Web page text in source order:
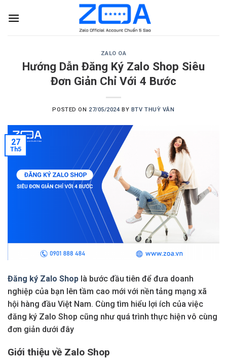
ZALO OA
Hướng Dẫn Đăng Ký Zalo Shop Siêu
Đơn Giản Chỉ Với 4 Bước
POSTED ON 27/05/2024 BY BTV THUỲ VÂN
27
Th5
Đăng ký Zalo Shop là bước đầu tiên để đưa doanh
nghiệp của bạn lên tầm cao mới với nền tảng mạng xã
hội hàng đầu Việt Nam. Cùng tìm hiểu lợi ích của việc
đăng ký Zalo Shop cũng như quá trình thực hiện vô cùng
đơn giản dưới đây
Giới thiệu về Zalo Shop